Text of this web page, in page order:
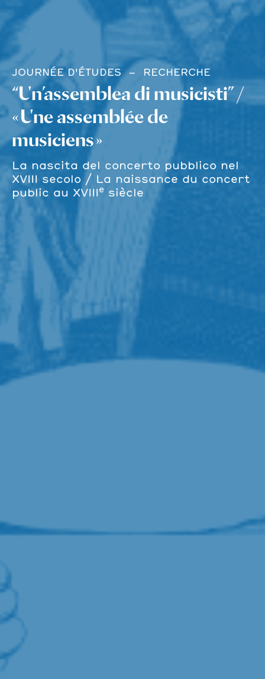
JOURNÉE D'ÉTUDES RECHERCHE
“Un’assemblea di musicisti” /
« Une assemblée de
musiciens »
La nascita del concerto pubblico nel
XVIII secolo / La naissance du concert
public au XVIIIe siècle